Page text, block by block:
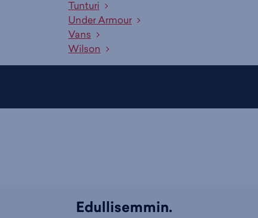
Tunturi
Under Armour
Vans
Wilson
Edullisemmin.